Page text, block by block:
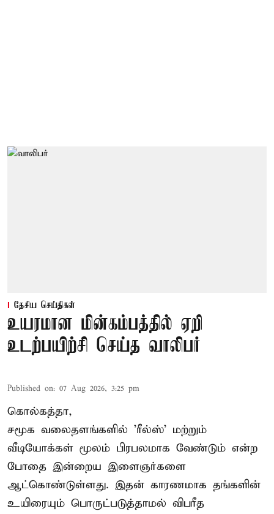
தேசிய செய்திகள்
உயரமான மின்கம்பத்தில் ஏறி
உடற்பயிற்சி செய்த வாலிபர்
Published on: 07 Aug 2026, 3:25 pm
கொல்கத்தா,
சமூக வலைதளங்களில் 'ரீல்ஸ்' மற்றும்
வீடியோக்கள் மூலம் பிரபலமாக வேண்டும் என்ற
போதை இன்றைய இளைஞர்களை
ஆட்கொண்டுள்ளது. இதன் காரணமாக தங்களின்
உயிரையும் பொருட்படுத்தாமல் விபரீத